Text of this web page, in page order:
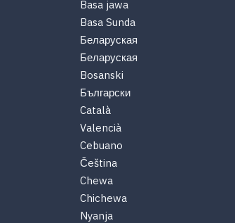
Basa jawa
Basa Sunda
Беларуская
Беларуская
Bosanski
Български
Català
Valencià
Cebuano
Čeština
Chewa
Chichewa
Nyanja